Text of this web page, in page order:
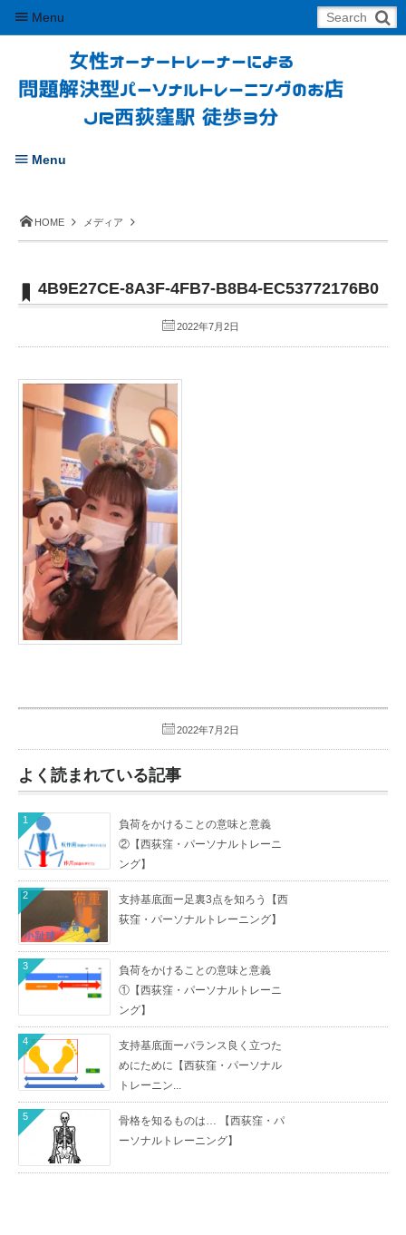
HOME メディア
4B9E27CE-8A3F-4FB7-B8B4-EC53772176B0
2022年7月2日
2022年7月2日
よく読まれている記事
負荷をかけることの意味と意義
②【西荻窪・パーソナルトレーニ
ング】
1
支持基底面ー足裏3点を知ろう【西
荻窪・パーソナルトレーニング】
2
負荷をかけることの意味と意義
①【西荻窪・パーソナルトレーニ
ング】
3
支持基底面ーバランス良く立つた
めにために【西荻窪・パーソナル
トレーニン...
4
骨格を知るものは… 【西荻窪・パ
ーソナルトレーニング】
5
Menu
Menu